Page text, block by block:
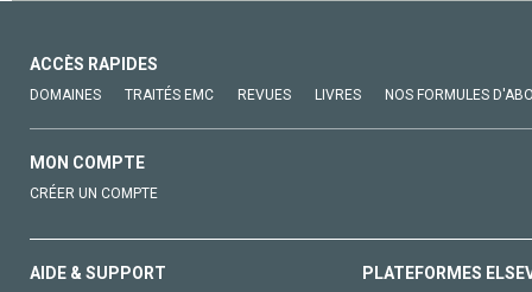
ACCÈS RAPIDES
DOMAINES TRAITÉS EMC REVUES LIVRES NOS FORMULES
MON COMPTE
CRÉER UN COMPTE
AIDE & SUPPORT PLATEFORMES